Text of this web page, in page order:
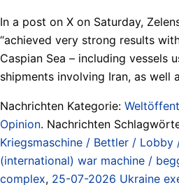
In a post on X on Saturday,
“achieved very strong results
Caspian Sea – including vessels
shipments involving Iran, as well
Nachrichten Kategorie:
Opinion. Nachrichten
Kriegsmaschine / Bettler /
(international) war machine /
complex, 25-07-2026 Ukraine